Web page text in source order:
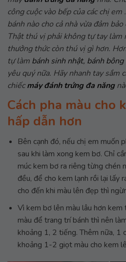
công cuộc vào bếp của các chị
bánh nào cho cả nhà vừa đảm
Thật thú vị phải không tự tay làm
thưởng thức còn thú vị gì hơn.
tự làm bánh sinh nhật, bánh bông
yêu quý nữa. Hãy nhanh tay sắm
chiếcmáy đánh trứng đa năng
Cách pha màu cho
hấp dẫn hơn
Bên cạnh đó, nếu chị em muốn
sau khi làm xong kem bơ. Chỉ
múc kem bơ ra riêng từng chén
đều, để cho kem lạnh rồi lại lấy
cho đến khi màu lên đẹp thì
Vì kem bơ lên màu lâu hơn kem
màu để trang trí bánh thì nên
khoảng 1, 2 tiếng. Thêm nữa, 1
khoảng 1-2 giọt màu cho kem